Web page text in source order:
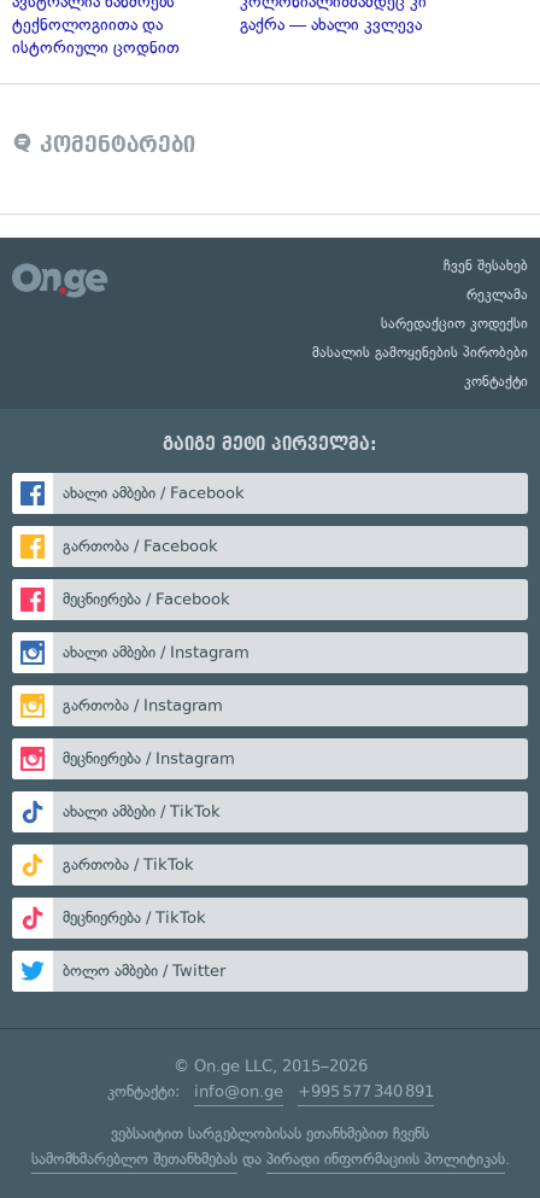
ტექნოლოგიითა და
ისტორიული ცოდნით
გაქრა — ახალი კვლევა
კომენტარები
ჩვენ შესახებ
რეკლამა
სარედაქციო კოდექსი
მასალის გამოყენების პირობები
კონტაქტი
გაიგე მეტი პირველმა:
ახალი ამბები / Facebook
გართობა / Facebook
მეცნიერება / Facebook
ახალი ამბები / Instagram
გართობა / Instagram
მეცნიერება / Instagram
ახალი ამბები / TikTok
გართობა / TikTok
მეცნიერება / TikTok
ბოლო ამბები / Twitter
© On.ge LLC, 2015–2026
კონტაქტი: info@on.ge +995 577 340 891
ვებსაიტით სარგებლობისას ეთანხმებით ჩვენს
სამომხმარებლო შეთანხმებასდა პირადი ინფორმაციის პოლიტიკას.